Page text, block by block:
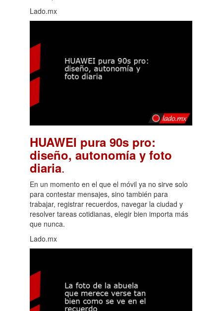
Lado.mx
HUAWEI pura 90s pro:
diseño, autonomía y foto
diaria.
En un momento en el que el móvil ya no sirve solo
para contestar mensajes, sino también para
trabajar, registrar recuerdos, navegar la ciudad y
resolver tareas cotidianas, elegir bien importa más
que nunca.
Lado.mx